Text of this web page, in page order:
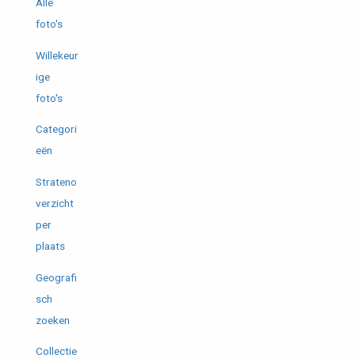
foto's
Willekeur
ige
foto's
Categori
eën
Strateno
verzicht
per
plaats
Geografi
sch
zoeken
Collectie